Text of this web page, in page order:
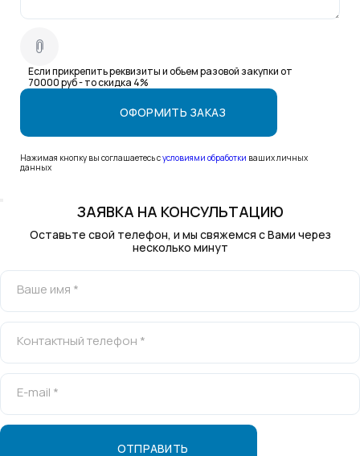
Если прикрепить реквизиты и обьем разовой закупки от
70000 руб - то скидка 4%
Нажимая кнопку вы соглашаетесь сусловиями обработки ваших личных
данных
ЗАЯВКА НА КОНСУЛЬТАЦИЮ
Оставьте свой телефон, и мы свяжемся с Вами через
несколько минут
Ваше имя *
Контактный телефон *
E-mail *